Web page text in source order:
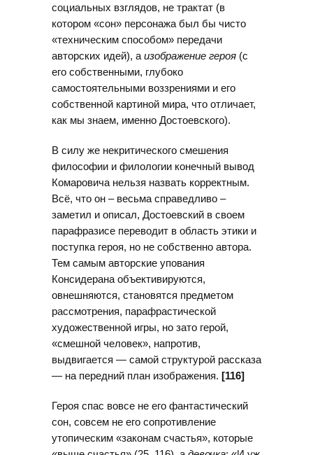
социальных взглядов, не трактат (в
котором «сон» персонажа был бы чисто
«техническим способом» передачи
авторских идей), а изображение героя (с
его собственными, глубоко
самостоятельными воззрениями и его
собственной картиной мира, что отличает,
как мы знаем, именно Достоевского).
В силу же некритического смешения
философии и филологии конечный вывод
Комаровича нельзя назвать корректным.
Всё, что он – весьма справедливо –
заметил и описал, Достоевский в своем
парафразисе переводит в область этики и
поступка героя, но не собственно автора.
Тем самым авторские упования
Консидерана объективируются,
овнешняются, становятся предметом
рассмотрения, парафрастической
художественной игры, но зато герой,
«смешной человек», напротив,
выдвигается — самой структурой рассказа
— на передний план изображения. [116]
Героя спас вовсе не его фантастический
сон, совсем не его сопротивление
утопическим «законам счастья», которые